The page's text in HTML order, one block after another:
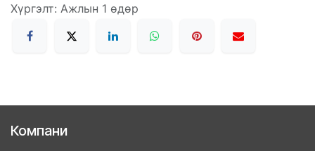
Хүргэлт: Ажлын 1 өдөр
Компани